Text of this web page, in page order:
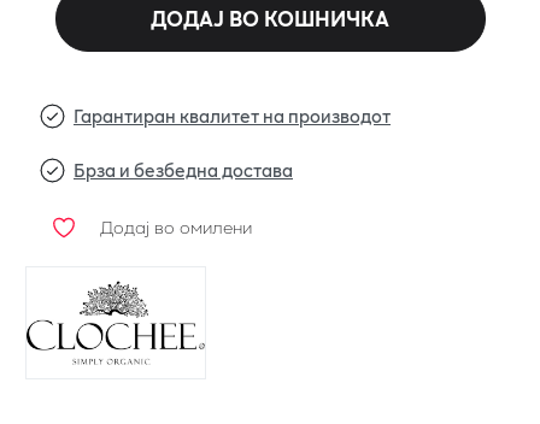
ДОДАЈ ВО КОШНИЧКА
Гарантиран квалитет на производот
Брза и безбедна достава
Додај во омилени